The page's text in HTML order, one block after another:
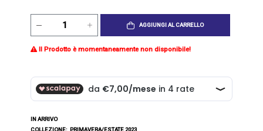
AGGIUNGI AL CARRELLO
Il Prodotto è momentaneamente non disponibile!
IN ARRIVO
COLLEZIONE: PRIMAVERA/ESTATE 2023